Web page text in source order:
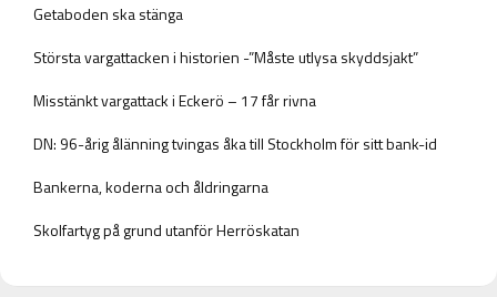
Getaboden ska stänga
Största vargattacken i historien -”Måste utlysa skyddsjakt”
Misstänkt vargattack i Eckerö – 17 får rivna
DN: 96-årig ålänning tvingas åka till Stockholm för sitt bank-id
Bankerna, koderna och åldringarna
Skolfartyg på grund utanför Herröskatan